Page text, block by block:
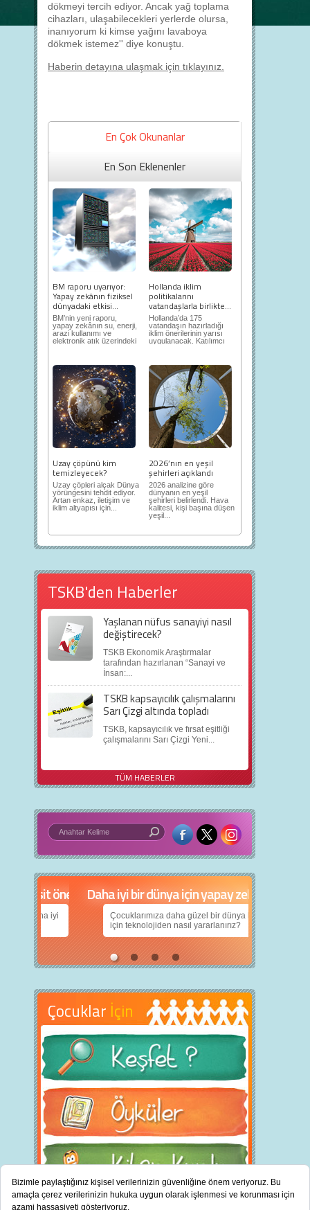
dökmeyi tercih ediyor. Ancak yağ toplama
cihazları, ulaşabilecekleri yerlerde olursa,
inanıyorum ki kimse yağını lavaboya
dökmek istemez'' diye konuştu.
Haberin detayına ulaşmak için tıklayınız.
En Çok Okunanlar
En Son Eklenenler
BM raporu uyarıyor:
Yapay zekânın fiziksel
dünyadaki etkisi...
BM’nin yeni raporu,
yapay zekânın su, enerji,
arazi kullanımı ve
elektronik atık üzerindeki
Hollanda iklim
politikalarını
vatandaşlarla birlikte...
Hollanda’da 175
vatandaşın hazırladığı
iklim önerilerinin yarısı
uygulanacak. Katılımcı
Uzay çöpünü kim
temizleyecek?
Uzay çöpleri alçak Dünya
yörüngesini tehdit ediyor.
Artan enkaz, iletişim ve
iklim altyapısı için...
2026’nın en yeşil
şehirleri açıklandı
2026 analizine göre
dünyanın en yeşil
şehirleri belirlendi. Hava
kalitesi, kişi başına düşen
yeşil...
TSKB'den Haberler
Yaşlanan nüfus sanayiyi nasıl
değiştirecek?
TSKB Ekonomik Araştırmalar
tarafından hazırlanan “Sanayi ve
İnsan:...
TSKB kapsayıcılık çalışmalarını
Sarı Çizgi altında topladı
TSKB, kapsayıcılık ve fırsat eşitliği
çalışmalarını Sarı Çizgi Yeni...
TÜM HABERLER
5 basit öneri
daha iyi
Daha iyi bir dünya için yapay zekâ
Çocuklarımıza daha güzel bir dünya bırakabilmek
için teknolojiden nasıl yararlanırız?
Çocuklar İçin